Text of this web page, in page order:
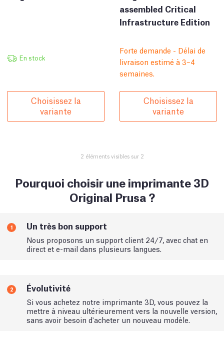
En stock
Choisissez la
variante
assembled Critical
Infrastructure Edition
Forte demande - Délai de
livraison estimé à 3–4
semaines.
Choisissez la
variante
2 éléments visibles sur 2
Pourquoi choisir une imprimante 3D
Original Prusa ?
1 Un très bon support
Nous proposons un support client 24/7, avec chat en
direct et e-mail dans plusieurs langues.
2 Évolutivité
Si vous achetez notre imprimante 3D, vous pouvez la
mettre à niveau ultérieurement vers la nouvelle version,
sans avoir besoin d'acheter un nouveau modèle.